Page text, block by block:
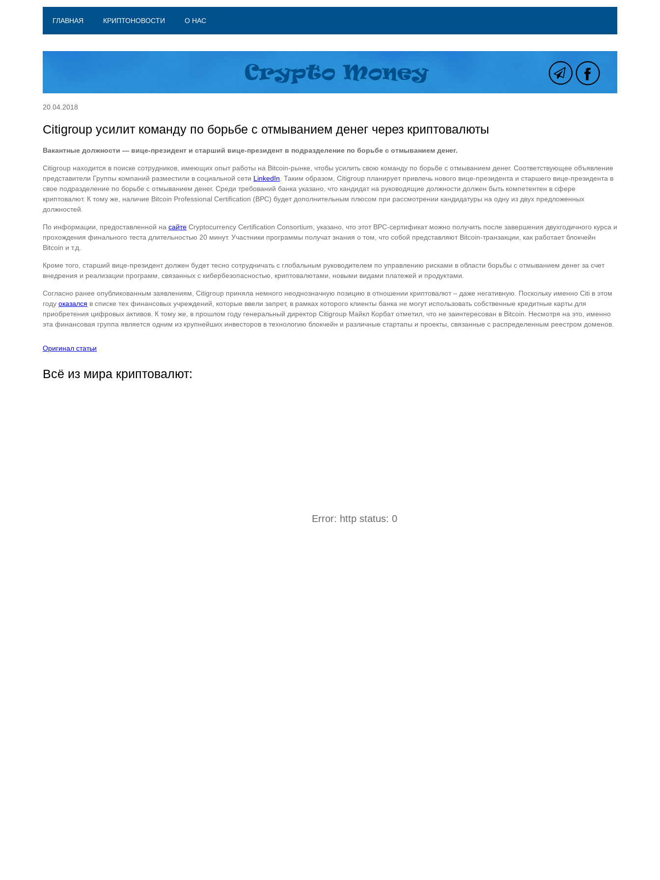
ГЛАВНАЯ КРИПТОНОВОСТИ О НАС
20.04.2018
Citigroup усилит команду по борьбе с отмыванием денег через криптовалюты
Вакантные должности — вице-президент и старший вице-президент в подразделение по борьбе с отмыванием денег.
Citigroup находится в поиске сотрудников, имеющих опыт работы на Bitcoin-рынке, чтобы усилить свою команду по борьбе с отмыванием денег. Соответствующее объявление
представители Группы компаний разместили в социальной сети LinkedIn . Таким образом, Citigroup планирует привлечь нового вице-президента и старшего вице-президента в
свое подразделение по борьбе с отмыванием денег. Среди требований банка указано, что кандидат на руководящие должности должен быть компетентен в сфере
криптовалют. К тому же, наличие Bitcoin Professional Certification (BPC) будет дополнительным плюсом при рассмотрении кандидатуры на одну из двух предложенных
должностей.
По информации, предоставленной на сайте Cryptocurrency Certification Consortium, указано, что этот BPC-сертификат можно получить после завершения двухгодичного курса и
прохождения финального теста длительностью 20 минут. Участники программы получат знания о том, что собой представляют Bitcoin-транзакции, как работает блокчейн
Bitcoin и т.д.
Кроме того, старший вице-президент должен будет тесно сотрудничать с глобальным руководителем по управлению рисками в области борьбы с отмыванием денег за счет
внедрения и реализации программ, связанных с кибербезопасностью, криптовалютами, новыми видами платежей и продуктами.
Согласно ранее опубликованным заявлениям, Citigroup приняла немного неоднозначную позицию в отношении криптовалют – даже негативную. Поскольку именно Citi в этом
году оказался в списке тех финансовых учреждений, которые ввели запрет, в рамках которого клиенты банка не могут использовать собственные кредитные карты для
приобретения цифровых активов. К тому же, в прошлом году генеральный директор Citigroup Майкл Корбат отметил, что не заинтересован в Bitcoin. Несмотря на это, именно
эта финансовая группа является одним из крупнейших инвесторов в технологию блокчейн и различные стартапы и проекты, связанные с распределенным реестром доменов.
Оригинал статьи
Всё из мира криптовалют:
Error: http status: 0